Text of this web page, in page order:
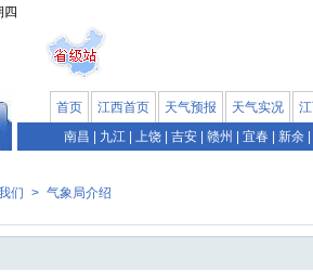
四
首页 江西首页 天气预报 天气实况
南昌
九江 上饶 吉安 赣州 宜春 新余
们 > 气象局介绍